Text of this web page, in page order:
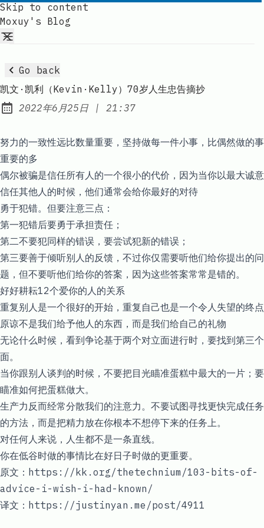
Skip to content
Moxuy's Blog
Go back
凯文·凯利（Kevin·Kelly）70岁人生忠告摘抄
Published:
2022年6月25日 | at
21:37
努力的一致性远比数量重要，坚持做每一件小事，比偶然做的事
重要的多
偶尔被骗是信任所有人的一个很小的代价，因为当你以最大诚意
信任其他人的时候，他们通常会给你最好的对待
勇于犯错。但要注意三点：
第一犯错后要勇于承担责任；
第二不要犯同样的错误，要尝试犯新的错误；
第三要善于倾听别人的反馈，不过你仅需要听他们给你提出的问
题，但不要听他们给你的答案，因为这些答案常常是错的。
好好耕耘12个爱你的人的关系
重复别人是一个很好的开始，重复自己也是一个令人失望的终点
原谅不是我们给予他人的东西，而是我们给自己的礼物
无论什么时候，看到争论基于两个对立面进行时，要找到第三个
面。
当你跟别人谈判的时候，不要把目光瞄准蛋糕中最大的一片；要
瞄准如何把蛋糕做大。
生产力反而经常分散我们的注意力。不要试图寻找更快完成任务
的方法，而是把精力放在你根本不想停下来的任务上。
对任何人来说，人生都不是一条直线。
你在低谷时做的事情比在好日子时做的更重要。
原文： https://kk.org/thetechnium/103-bits-of-
advice-i-wish-i-had-known/
译文： https://justinyan.me/post/4911